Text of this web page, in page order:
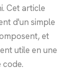
Cet article
d'un simple
et
utile en une
code.